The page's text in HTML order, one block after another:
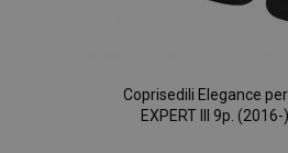
Coprisedili Elegance per
EXPERT III 9p.